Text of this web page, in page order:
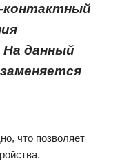
контактный
данный
что позволяет